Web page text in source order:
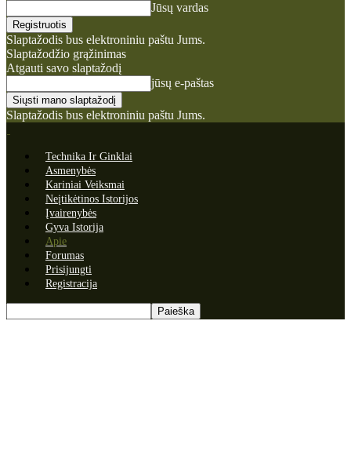
Jūsų vardas
Slaptažodis bus elektroniniu paštu Jums.
Slaptažodžio grąžinimas
Atgauti savo slaptažodį
jūsų e-paštas
Slaptažodis bus elektroniniu paštu Jums.
Technika Ir Ginklai
Asmenybės
Kariniai Veiksmai
Neįtikėtinos Istorijos
Įvairenybės
Gyva Istorija
Apie
Forumas
Prisijungti
Registracija